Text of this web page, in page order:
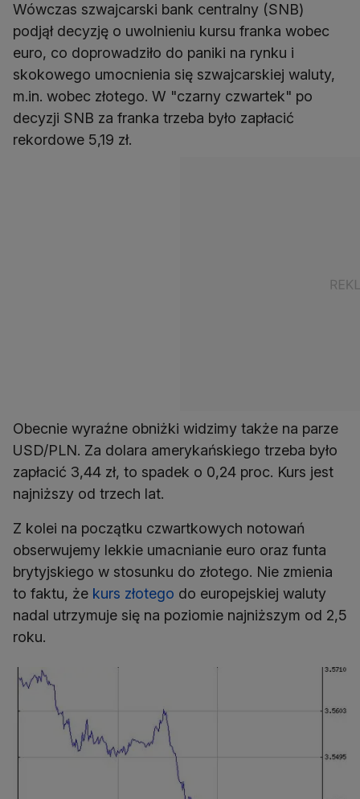
Wówczas szwajcarski bank centralny (SNB)
podjął decyzję o uwolnieniu kursu franka wobec
euro, co doprowadziło do paniki na rynku i
skokowego umocnienia się szwajcarskiej waluty,
m.in. wobec złotego. W "czarny czwartek" po
decyzji SNB za franka trzeba było zapłacić
rekordowe 5,19 zł.
Obecnie wyraźne obniżki widzimy także na parze
USD/PLN. Za dolara amerykańskiego trzeba było
zapłacić 3,44 zł, to spadek o 0,24 proc. Kurs jest
najniższy od trzech lat.
Z kolei na początku czwartkowych notowań
obserwujemy lekkie umacnianie euro oraz funta
brytyjskiego w stosunku do złotego. Nie zmienia
to faktu, że kurs złotego do europejskiej waluty
nadal utrzymuje się na poziomie najniższym od 2,5
roku.